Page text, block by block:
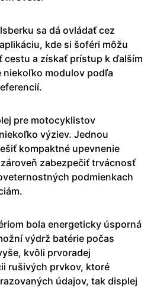
sa dá ovládať cez
kde si šoféri môžu
cestu a získať prístup k ďalším
niekoľko modulov podľa
pre motocyklistov
výziev. Jednou
kompaktné upevnenie
zabezpečiť trvácnosť
podmienkach
bola energeticky úsporná
výdrž batérie počas
kvôli prvoradej
rušivých prvkov, ktoré
údajov, tak displej